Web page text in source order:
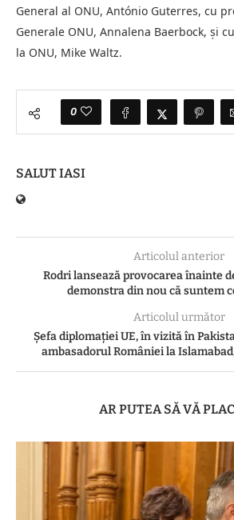
General al ONU, António Guterres, cu
Generale ONU, Annalena Baerbock, și
la ONU, Mike Waltz.
0
SALUT IASI
Articolul anterior
Rodri lansează provocarea înainte
demonstra din nou că suntem
Articolul următor
Șefa diplomației UE, în vizită în
ambasadorul României la
AR PUTEA SĂ VĂ